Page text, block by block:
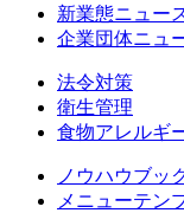
新業態ニュー
企業団体ニュ
法令対策
衛生管理
食物アレルギ
ノウハウブッ
メニューテン